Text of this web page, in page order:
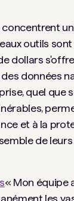
outils
dollars
données
quel que
et à la
de leurs
« Mon équipe
les